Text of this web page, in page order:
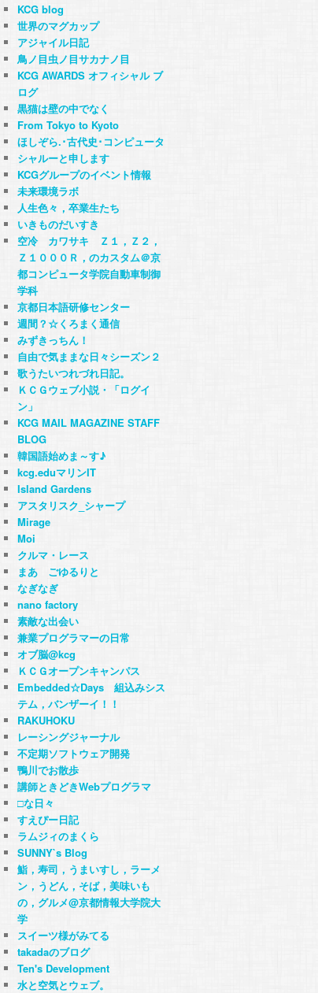
KCG blog
世界のマグカップ
アジャイル日記
鳥ノ目虫ノ目サカナノ目
KCG AWARDS オフィシャル ブ
ログ
黒猫は壁の中でなく
From Tokyo to Kyoto
ほしぞら.･古代史･コンピュータ
シャルーと申します
KCGグループのイベント情報
未来環境ラボ
人生色々，卒業生たち
いきものだいすき
空冷 カワサキ Ｚ１，Ｚ２，
Ｚ１０００Ｒ，のカスタム＠京
都コンピュータ学院自動車制御
学科
京都日本語研修センター
週間？☆くろまく通信
みずきっちん！
自由で気ままな日々シーズン２
歌うたいつれづれ日記。
ＫＣＧウェブ小説・「ログイ
ン」
KCG MAIL MAGAZINE STAFF
BLOG
韓国語始めま～す♪
kcg.eduマリンIT
Island Gardens
アスタリスク_シャープ
Mirage
Moi
クルマ・レース
まあ ごゆるりと
なぎなぎ
nano factory
素敵な出会い
兼業プログラマーの日常
オブ脳@kcg
ＫＣＧオープンキャンパス
Embedded☆Days 組込みシス
テム，バンザーイ！！
RAKUHOKU
レーシングジャーナル
不定期ソフトウェア開発
鴨川でお散歩
講師ときどきWebプログラマ
□な日々
すえぴー日記
ラムジィのまくら
SUNNY`s Blog
鮨，寿司，うまいすし，ラーメ
ン，うどん，そば，美味いも
の，グルメ@京都情報大学院大
学
スイーツ様がみてる
takadaのブログ
Ten's Development
水と空気とウェブ。